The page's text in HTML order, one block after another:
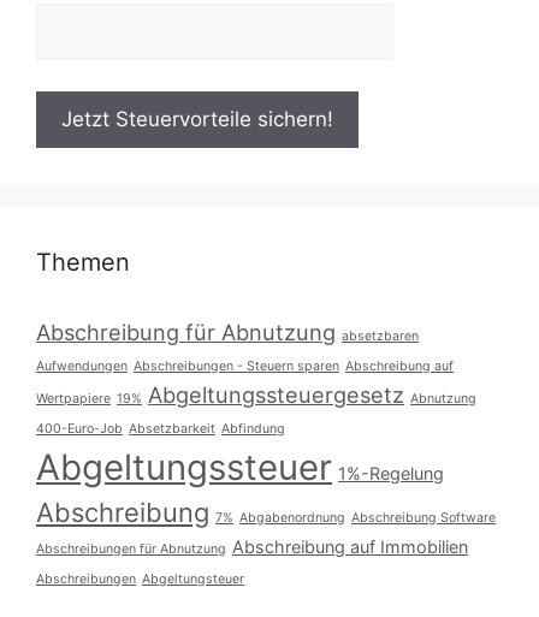
Themen
Abschreibung für Abnutzung absetzbaren
Aufwendungen Abschreibungen - Steuern sparen Abschreibung auf
Wertpapiere 19% Abgeltungssteuergesetz Abnutzung
400-Euro-Job Absetzbarkeit Abfindung
Abgeltungssteuer 1%-Regelung
Abschreibung 7% Abgabenordnung Abschreibung Software
Abschreibungen für Abnutzung Abschreibung auf Immobilien
Abschreibungen Abgeltungsteuer